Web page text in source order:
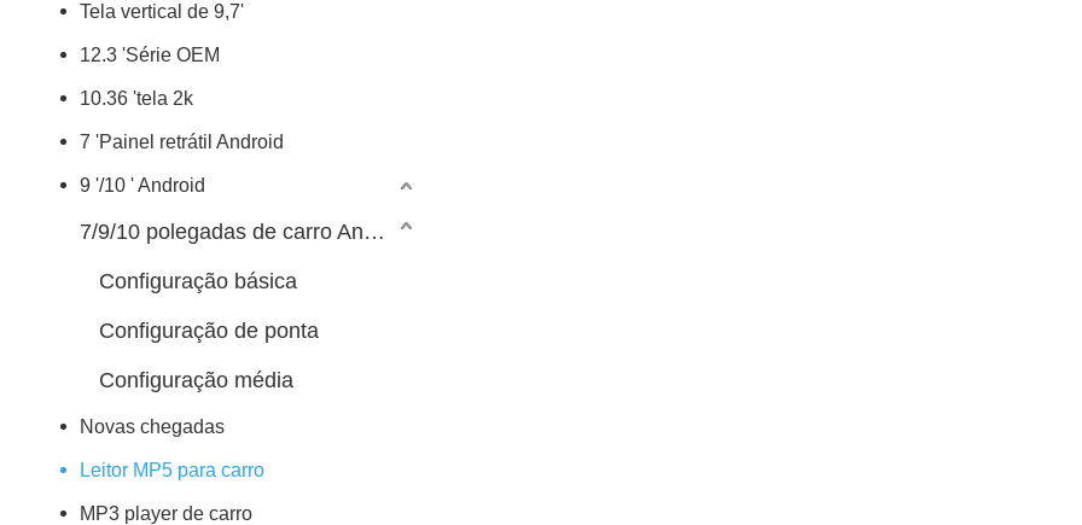
Tela vertical de 9,7'
12.3 'Série OEM
10.36 'tela 2k
7 'Painel retrátil Android
9 '/10 ' Android
7/9/10 polegadas de carro Android Player
Configuração básica
Configuração de ponta
Configuração média
Novas chegadas
Leitor MP5 para carro
MP3 player de carro